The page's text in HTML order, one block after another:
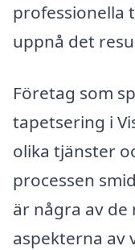
professionella
uppnå det
Företag som
tapetsering i
olika tjänster
processen
är några av de
aspekterna av